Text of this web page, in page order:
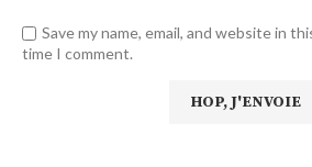
Save my name, email, and website in
time I comment.